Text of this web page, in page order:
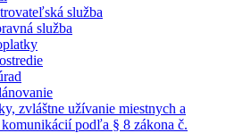
služba
služba
zvláštne užívanie miestnych a
podľa § 8 zákona č.